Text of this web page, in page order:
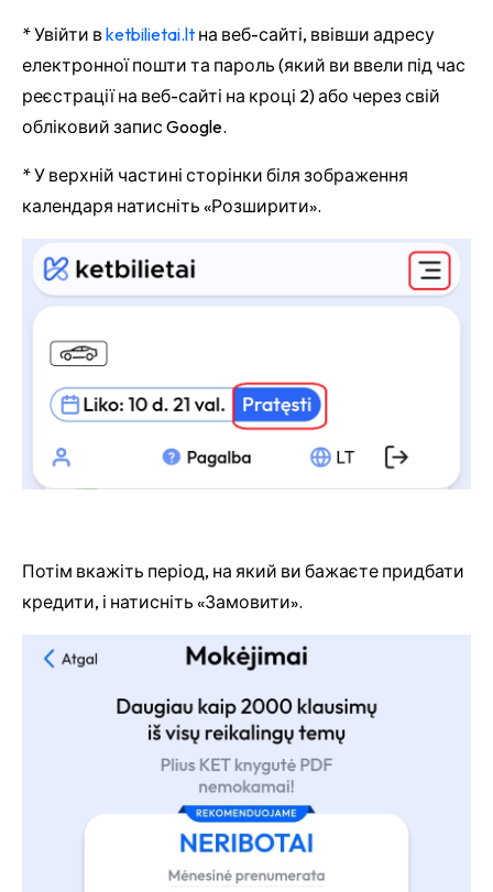
* Увійти вketbilietai.lt на веб-сайті, ввівши адресу
електронної пошти та пароль (який ви ввели під час
реєстрації на веб-сайті на кроці 2) або через свій
обліковий запис Google.
* У верхній частині сторінки біля зображення
календаря натисніть «Розширити».
Потім вкажіть період, на який ви бажаєте придбати
кредити, і натисніть «Замовити».